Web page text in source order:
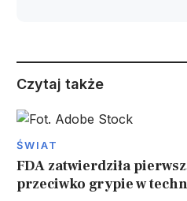
Czytaj także
ŚWIAT
FDA zatwierdziła
przeciwko grypie w